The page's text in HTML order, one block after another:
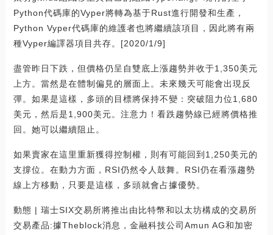
Python代碼庫的Vyper將轉為基于Rust進行開發和生產，
Python Vyper代碼庫的維護者也將繼續該項目，因此將有兩
種Vyper編譯器項目共存。[2020/1/9]
盡管昨日下跌，但價格仍呈自雙底上漲趨勢并收于1,350美元
上方。當然是在體制偏見的層面上。未來幾天可能會出現反
彈。如果是這樣，多頭的目標將保持不變：突破阻力位1,680
美元，然后是1,900美元。注意力！看跌趨勢線已經將價格推
回。她可以繼續阻止。
如果賣家在這里重新獲得控制權，則有可能回到1,250美元的
支撐位。在動力方面，RSI仍然令人鼓舞。RSI仍在看漲趨勢
線上方移動，只要是這樣，多頭就會占據優勢。
動態 | 瑞士SIX交易所將推出由比特幣和以太坊構成的交易所
交易產品:據Theblock消息，金融科技公司Amun AG和加密